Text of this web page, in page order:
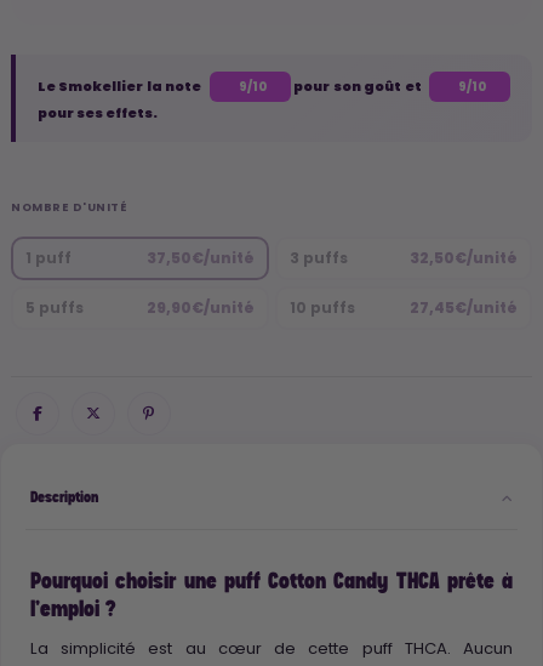
Le Smokellier la note 9/10 pour son goût et 9/10
pour ses effets.
NOMBRE D'UNITÉ
1 puff 37,50€/unité 3 puffs 32,50€/unité
5 puffs 29,90€/unité 10 puffs 27,45€/unité
Description
Pourquoi choisir une puff Cotton Candy THCA prête à
l’emploi ?
La simplicité est au cœur de cette puff THCA. Aucun